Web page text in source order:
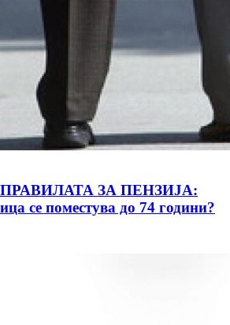
ЗА ПЕНЗИЈА:
се поместува до 74 години?